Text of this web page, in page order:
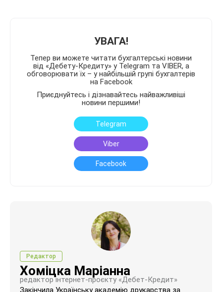
УВАГА!
Тепер ви можете читати бухгалтерські новини
від «Дебету-Кредиту» у Telegram та VIBER, а
обговорювати їх – у найбільшій групі бухгалтерів
на Facebook
Приєднуйтесь і дізнавайтесь найважливіші
новини першими!
Telegram
Viber
Facebook
Редактор
Хоміцка Маріанна
редактор інтернет-проєкту «Дебет-Кредит»
Закінчила Українську академію друкарства за